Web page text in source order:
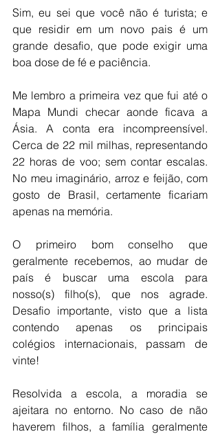
Sim, eu sei que você não é turista; e
que residir em um novo pais é um
grande desafio, que pode exigir uma
boa dose de fé e paciência.
Me lembro a primeira vez que fui até o
Mapa Mundi checar aonde ficava a
Ásia. A conta era incompreensível.
Cerca de 22 mil milhas, representando
22 horas de voo; sem contar escalas.
No meu imaginário, arroz e feijão, com
gosto de Brasil, certamente ficariam
apenas na memória.
O primeiro bom conselho que
geralmente recebemos, ao mudar de
país é buscar uma escola para
nosso(s) filho(s), que nos agrade.
Desafio importante, visto que a lista
contendo apenas os principais
colégios internacionais, passam de
vinte!
Resolvida a escola, a moradia se
ajeitara no entorno. No caso de não
haverem filhos, a família geralmente